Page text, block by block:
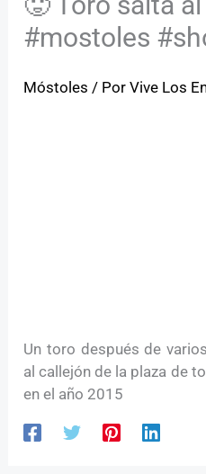
#mostoles
Móstoles / PorVive Los
Un toro después de
al callejón de la plaza de
en el año 2015